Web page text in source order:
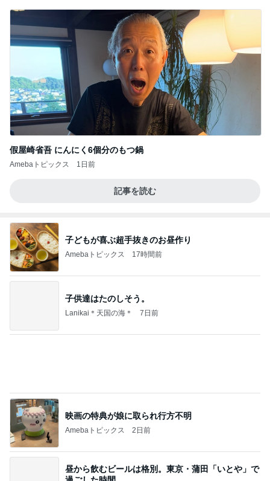
假屋崎省吾 にんにく6個分のもつ鍋
Amebaトピックス 1日前
記事を読む
子どもが喜ぶ超手抜きのお昼作り
Amebaトピックス 17時間前
子供達はたのしそう。
Lanikai＊天国の海＊ 7日前
映画の特典が娘に取られ行方不明
Amebaトピックス 2日前
昼から飲むビールは格別。東京・蒲田「いとや」で